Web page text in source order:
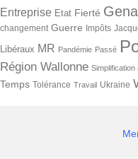
Entreprise Etat Fierté
changement Guerre Impôts
Libéraux MR Pandémie Passé
Région Wallonne
Temps Tolérance Travail Ukraine